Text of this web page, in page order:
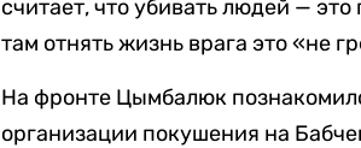
считает, что убивать людей —
там отнять жизнь врага это «не
На фронте Цымбалюк
организации покушения на